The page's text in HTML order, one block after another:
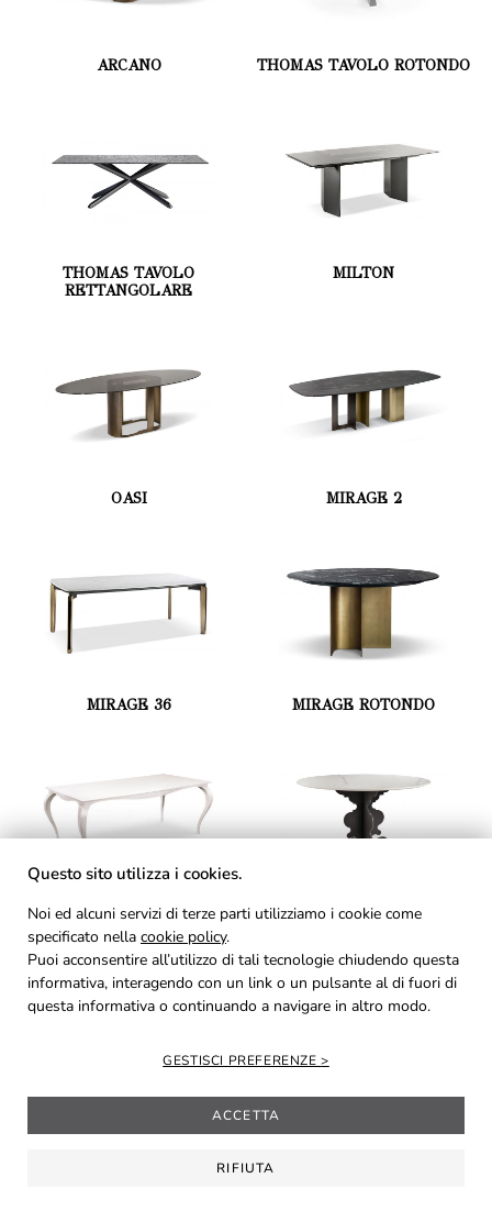
ARCANO THOMAS TAVOLO ROTONDO
THOMAS TAVOLO
RETTANGOLARE
MILTON
OASI MIRAGE 2
MIRAGE 36 MIRAGE ROTONDO
RAFFAELLO ROMEO
Questo sito utilizza i cookies.
Noi ed alcuni servizi di terze parti utilizziamo i cookie come
specificato nella cookie policy.
Puoi acconsentire all’utilizzo di tali tecnologie chiudendo questa
informativa, interagendo con un link o un pulsante al di fuori di
questa informativa o continuando a navigare in altro modo.
GESTISCI PREFERENZE
ACCETTA
RIFIUTA